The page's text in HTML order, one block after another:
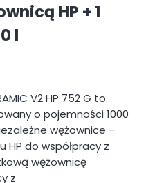
HP + 1
l
V2 HP 752 G to
o pojemności 1000
wężownice –
HP do współpracy z
wężownicę
z